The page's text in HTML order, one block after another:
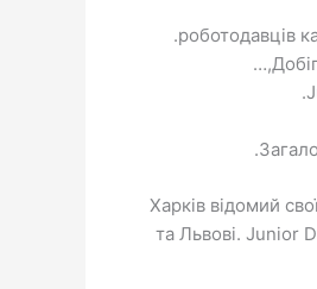
Харків відомий
та Львові. Junior